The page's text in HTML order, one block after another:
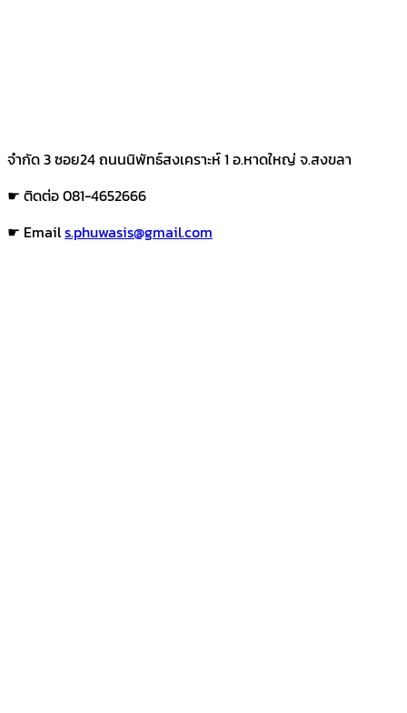
จำกัด 3 ซอย24 ถนนนิพัทธ์สงเคราะห์ 1 อ.หาดใหญ่ จ.สงขลา
☛ ติดต่อ 081-4652666
☛ Emails.phuwasis@gmail.com